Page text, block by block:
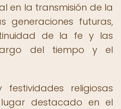
en la transmisión de la
generaciones futuras,
de la fe y las
del tiempo y el
festividades religiosas
destacado en el